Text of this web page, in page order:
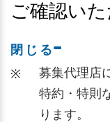
閉じる
ご確認い
※
募集代理店
特約・特則
ります。